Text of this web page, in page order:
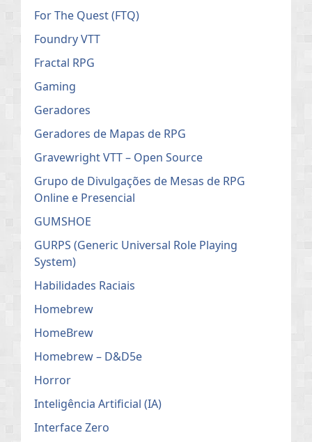
For The Quest (FTQ)
Foundry VTT
Fractal RPG
Gaming
Geradores
Geradores de Mapas de RPG
Gravewright VTT – Open Source
Grupo de Divulgações de Mesas de RPG
Online e Presencial
GUMSHOE
GURPS (Generic Universal Role Playing
System)
Habilidades Raciais
Homebrew
HomeBrew
Homebrew – D&D5e
Horror
Inteligência Artificial (IA)
Interface Zero